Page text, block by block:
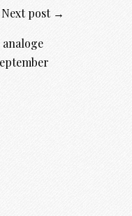
Next post →